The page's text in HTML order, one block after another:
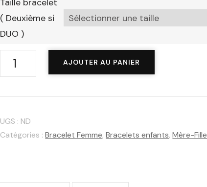
Taille bracelet
( Deuxième si
DUO )
quantité
AJOUTER AU PANIER
UGS : ND
Catégories :Bracelet Femme,Bracelets enfants,Mère-Fille